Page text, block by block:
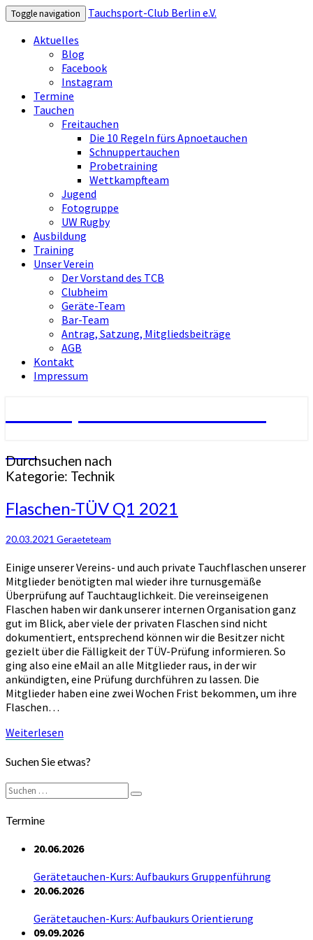
Toggle navigation
Tauchsport-Club Berlin e.V.
Aktuelles
Blog
Facebook
Instagram
Termine
Tauchen
Freitauchen
Die 10 Regeln fürs Apnoetauchen
Schnuppertauchen
Probetraining
Wettkampfteam
Jugend
Fotogruppe
UW Rugby
Ausbildung
Training
Unser Verein
Der Vorstand des TCB
Clubheim
Geräte-Team
Bar-Team
Antrag, Satzung, Mitgliedsbeiträge
AGB
Kontakt
Impressum
Durchsuchen nach
Kategorie: Technik
Flaschen-
TÜV
Q1
2021
Flaschen-TÜV Q1 2021
20.03.2021 Geraeteteam
Einige unserer Vereins- und auch private Tauchflaschen unserer
Mitglieder benötigten mal wieder ihre turnusgemäße
Überprüfung auf Tauchtauglichkeit. Die vereinseigenen
Flaschen haben wir dank unserer internen Organisation ganz
gut im Blick, aber viele der privaten Flaschen sind nicht
dokumentiert, entsprechend können wir die Besitzer nicht
gezielt über die Fälligkeit der TÜV-Prüfung informieren. So
ging also eine eMail an alle Mitglieder raus, in der wir
ankündigten, eine Prüfung durchführen zu lassen. Die
Mitglieder haben eine zwei Wochen Frist bekommen, um ihre
Flaschen…
Weiterlesen
Suchen Sie etwas?
Suchen
nach:
Suchen
Termine
20.06.2026
Gerätetauchen-Kurs: Aufbaukurs Gruppenführung
20.06.2026
Gerätetauchen-Kurs: Aufbaukurs Orientierung
09.09.2026